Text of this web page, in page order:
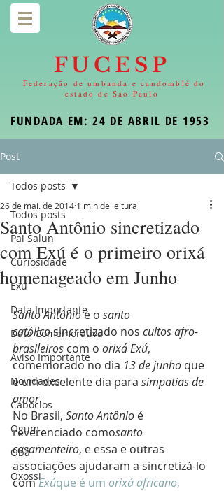
FUCESP
Federação de umbanda e candomblé do
estado de São Paulo
FUNDADA EM: 24 DE ABRIL DE 1953
Post
Todos posts
Pai Salun
Curiosidade
Exu
Data Importante
Data Comemorativa
Aviso Importante
Novidades
Caboclos
Ogum
Obá
Oxossi
Todos posts
Santo Antônio sincretizado
com Exú é o primeiro orixá
homenageado em Junho
26 de mai. de 2014 1 min de leitura
Santo Antônio é o santo
católico sincretizado nos cultos afro-
brasileiros com o orixá Exú,
comemorado no dia 13 de junho que
é um excelente dia para simpatias de
amor.
No Brasil, Santo Antônio é
reverenciado comosanto
casamenteiro, e essa e outras
associações ajudaram a sincretizá-lo
com Exúque é um orixá africano,